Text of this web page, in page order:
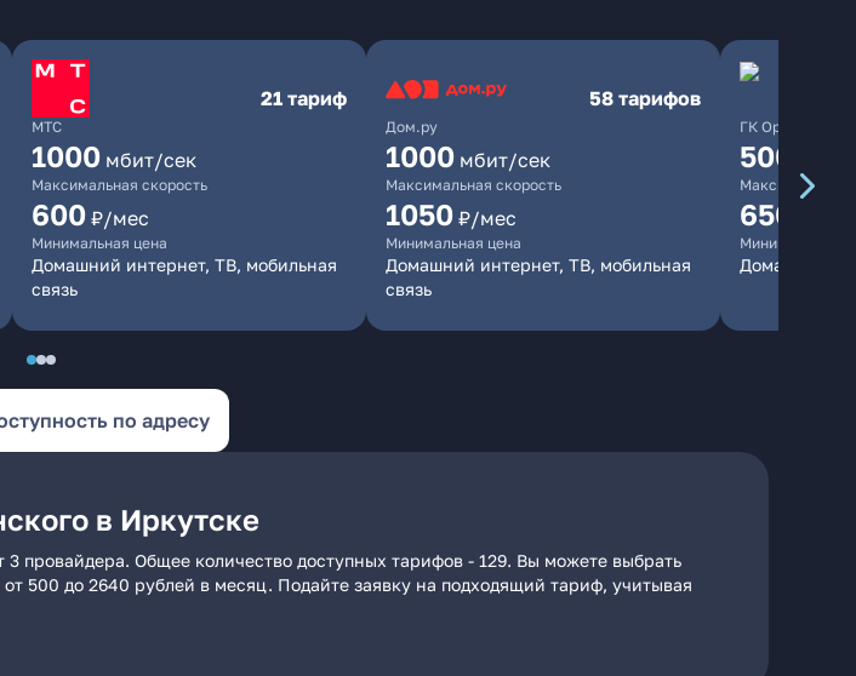
МТС
21 тариф
1000 мбит/сек
Максимальная скорость
600 ₽/мес
Минимальная цена
Домашний интернет, ТВ, мобильная
связь
Дом.ру
58 тарифов
1000 мбит/сек
Максимальная скорость
1050 ₽/мес
Минимальная цена
Домашний интернет, ТВ, мобильная
связь
ГК Орион
500
Максимальная
650
Минимальная
Домашний
по адресу
в Иркутске
провайдера. Общее количество доступных тарифов - 129. Вы можете выбрать
500 до 2640 рублей в месяц. Подайте заявку на подходящий тариф, учитывая